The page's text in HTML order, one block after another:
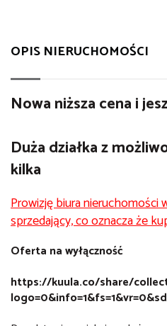
OPIS NIERUCHOMOŚCI
Nowa niższa cena i
Duża działka z
kilka
Prowizję biura nieruchomości
sprzedający, co oznacza że
Oferta na wyłączność
https://kuula.co/share/